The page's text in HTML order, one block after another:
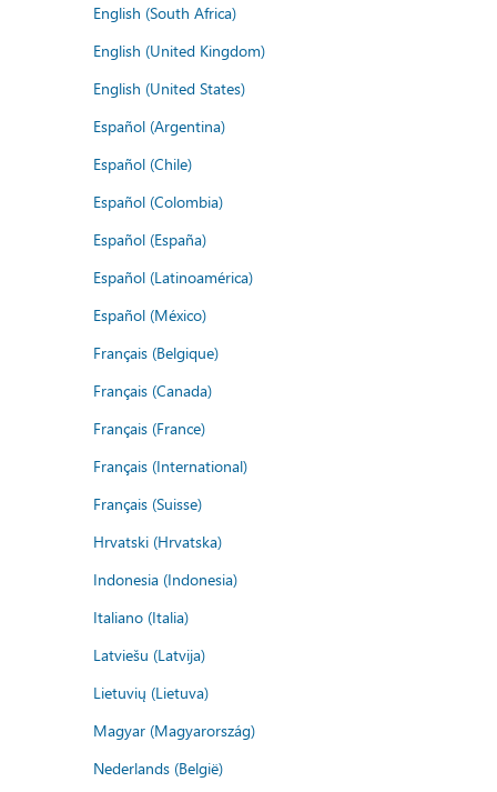
English (South Africa)
English (United Kingdom)
English (United States)
Español (Argentina)
Español (Chile)
Español (Colombia)
Español (España)
Español (Latinoamérica)
Español (México)
Français (Belgique)
Français (Canada)
Français (France)
Français (International)
Français (Suisse)
Hrvatski (Hrvatska)
Indonesia (Indonesia)
Italiano (Italia)
Latviešu (Latvija)
Lietuvių (Lietuva)
Magyar (Magyarország)
Nederlands (België)